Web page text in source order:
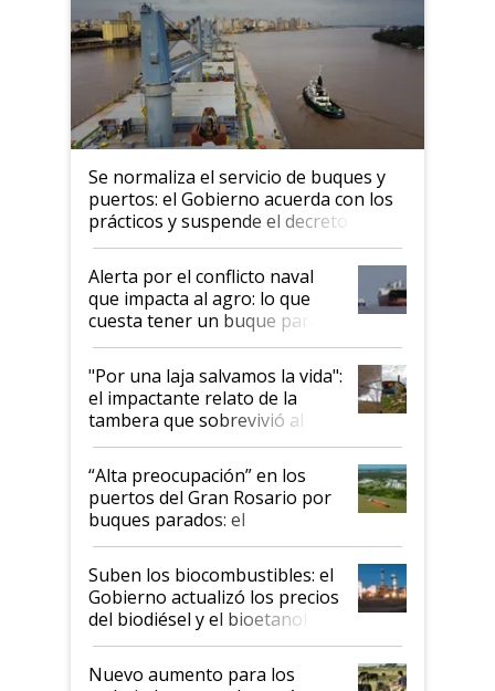
Se normaliza el servicio de buques y
puertos: el Gobierno acuerda con los
prácticos y suspende el decreto de
desregulación
Alerta por el conflicto naval
que impacta al agro: lo que
cuesta tener un buque parado
y el peligro de que Argentina
pase a ser "país sucio"
"Por una laja salvamos la vida":
el impactante relato de la
tambera que sobrevivió al
tornado
“Alta preocupación” en los
puertos del Gran Rosario por
buques parados: el
funcionamiento de las
exportadoras en tensión tras
la medida de fuerza de los
prácticos
Suben los biocombustibles: el
Gobierno actualizó los precios
del biodiésel y el bioetanol
Nuevo aumento para los